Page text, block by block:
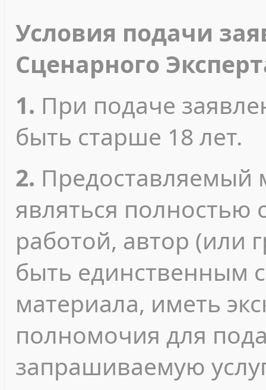
Условия подачи
Сценарного
1. При подаче
быть старше 18 лет.
2. Предоставляемый
являться полностью
работой, автор (или
быть единственным
материала, иметь
полномочия для
запрашиваемую